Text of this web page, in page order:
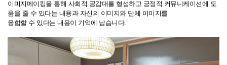
이미지메이킹을 통해 사회적 공감대를 형성하고 긍정적 커뮤니케이션에 도
움을 줄 수 있다는 내용과 자신의 이미지와 단체 이미지를
융합할 수 있다는 내용이 기억에 남습니다.